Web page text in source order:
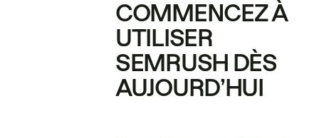
COMMENCEZ À
UTILISER
SEMRUSH DÈS
AUJOURD’HUI